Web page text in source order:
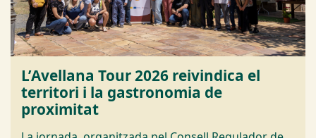
L’Avellana Tour 2026 reivindica el
territori i la gastronomia de
proximitat